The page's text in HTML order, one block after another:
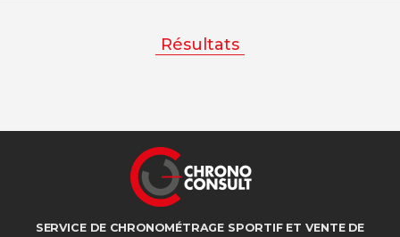
Résultats
SERVICE DE CHRONOMÉTRAGE SPORTIF ET VENTE DE